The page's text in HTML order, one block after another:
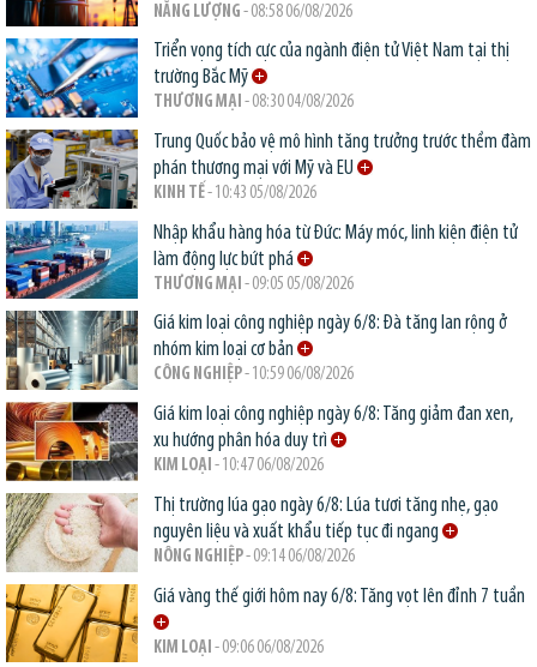
NĂNG LƯỢNG - 08:58 06/08/2026
Triển vọng tích cực của ngành điện tử Việt Nam tại thị
trường Bắc Mỹ
THƯƠNG MẠI - 08:30 04/08/2026
Trung Quốc bảo vệ mô hình tăng trưởng trước thềm đàm
phán thương mại với Mỹ và EU
KINH TẾ- 10:43 05/08/2026
Nhập khẩu hàng hóa từ Đức: Máy móc, linh kiện điện tử
làm động lực bứt phá
THƯƠNG MẠI - 09:05 05/08/2026
Giá kim loại công nghiệp ngày 6/8: Đà tăng lan rộng ở
nhóm kim loại cơ bản
CÔNG NGHIỆP- 10:59 06/08/2026
Giá kim loại công nghiệp ngày 6/8: Tăng giảm đan xen,
xu hướng phân hóa duy trì
KIM LOẠI - 10:47 06/08/2026
Thị trường lúa gạo ngày 6/8: Lúa tươi tăng nhẹ, gạo
nguyên liệu và xuất khẩu tiếp tục đi ngang
NÔNG NGHIỆP- 09:14 06/08/2026
Giá vàng thế giới hôm nay 6/8: Tăng vọt lên đỉnh 7 tuần
KIM LOẠI - 09:06 06/08/2026